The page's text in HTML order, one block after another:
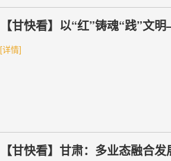
【甘快看】以“红”铸魂“践”
[详情]
【甘快看】甘肃：多业态融合